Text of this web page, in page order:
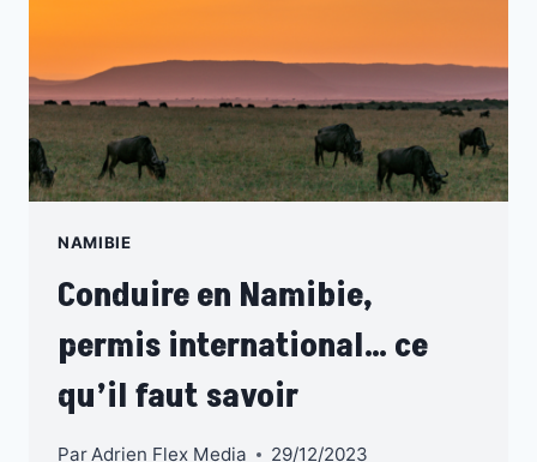
NAMIBIE
Conduire en Namibie,
permis international… ce
qu’il faut savoir
ParAdrien Flex Media 29/12/2023